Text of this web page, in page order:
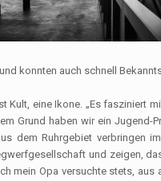
konnten auch schnell
eine Ikone. „Es fasziniert
Grund haben wir ein
dem Ruhrgebiet verbringen
und zeigen,
mein Opa versuchte stets,